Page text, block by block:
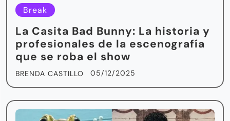
Break
La Casita Bad Bunny: La historia y
profesionales de la escenografía
que se roba el show
BRENDA CASTILLO 05/12/2025